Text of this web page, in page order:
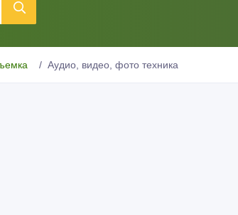
Аудио, видео, фото техника